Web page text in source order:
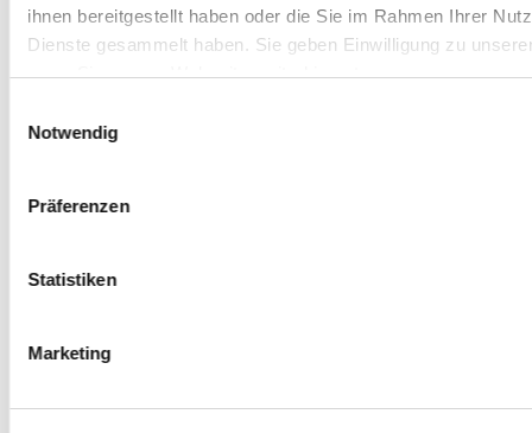
ihnen bereitgestellt haben oder die Sie im Rahmen Ihrer
Dienste gesammelt haben. Sie geben Einwilligung zu
wenn Sie unsere Webseite weiterhin nutzen.
Notwendig
Präferenzen
Statistiken
Marketing